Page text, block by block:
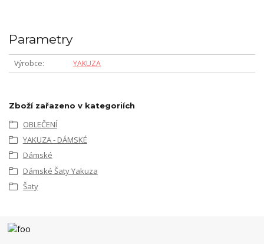
Parametry
Výrobce YAKUZA
Zboží zařazeno v kategoriích
OBLEČENÍ
YAKUZA - DÁMSKÉ
Dámské
Dámské Šaty Yakuza
Šaty